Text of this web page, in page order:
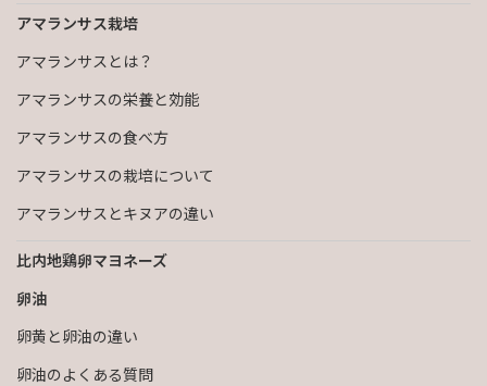
アマランサス栽培
アマランサスとは？
アマランサスの栄養と効能
アマランサスの食べ方
アマランサスの栽培について
アマランサスとキヌアの違い
比内地鶏卵マヨネーズ
卵油
卵黄と卵油の違い
卵油のよくある質問